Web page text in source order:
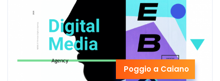
Poggio a Caiano